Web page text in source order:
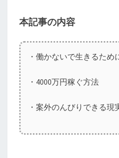
本記事の内容
・働かないで生きるため
・4000万円稼ぐ方法
・案外のんびりできる現